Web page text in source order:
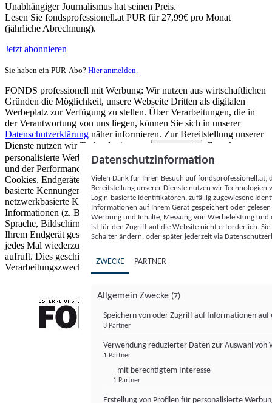
Unabhängiger Journalismus hat seinen Preis.
Lesen Sie fondsprofessionell.at PUR für 27,99€ pro Monat
(jährliche Abrechnung).
Jetzt abonnieren
Sie haben ein PUR-Abo? Hier anmelden.
FONDS professionell mit Werbung: Wir nutzen aus wirtschaftlichen
Gründen die Möglichkeit, unsere Webseite Dritten als digitalen
Werbeplatz zur Verfügung zu stellen. Über Verarbeitungen, die in
der Verantwortung von uns liegen, können Sie sich in unserer
Datenschutzerklärung näher informieren. Zur Bereitstellung unserer
Dienste nutzen wir Technologien von
Partnern (5)
. Zwecke:
personalisierte Werbung und Inhalte, Messung von Werbeleistung
und der Performance von Inhalten sowie Zielgruppenforschung.
Cookies, Endgeräte- oder ähnliche Online-Kennungen (z. B. login-
basierte Kennungen, zufällig generierte Kennungen,
netzwerkbasierte Kennungen) können zusammen mit anderen
Informationen (z. B. Browsertyp und Browserinformationen,
Sprache, Bildschirmgröße, unterstützte Technologien usw.) auf
Ihrem Endgerät gespeichert oder von dort ausgelesen werden, um es
jedes Mal wiederzuerkennen, wenn es eine App oder einer Webseite
aufruft. Dies geschieht für einen oder mehrere der hier aufgeführten
Verarbeitungszwecke.
Datenschutzinformation
Vielen Dank für Ihren Besuch auf
Bereitstellung unserer Dienste nutzen wir Technologien
Login-basierte Identifikatoren, zufällig zugewiesene
Informationen auf Ihrem Gerät gespeichert oder
Werbung und Inhalte, Messung von Werbeleistung
ist für den Zugriff auf die Website nicht erforderlich.
Schalter ändern, oder später jederzeit via
ZWECKE PARTNER
Allgemein Zwecke (7)
Speichern von oder Zugriff auf Informationen auf
3 Partner
Verwendung reduzierter Daten zur Auswahl von
1 Partner
- mit berechtigtem Interesse
1 Partner
Erstellung von Profilen für personalisierte
FONDS professionell